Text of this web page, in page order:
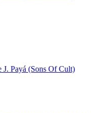
J. Payá (Sons Of Cult)